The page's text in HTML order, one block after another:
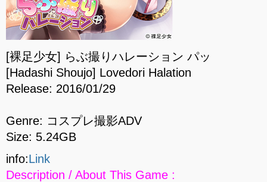
[裸足少女] らぶ撮りハレーション パッ
[Hadashi Shoujo] Lovedori Halation
Release: 2016/01/29
Genre: コスプレ撮影ADV
Size: 5.24GB
info:Link
Description / About This Game :